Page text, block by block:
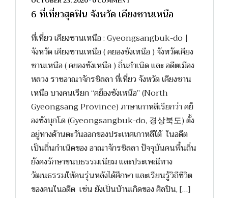
6 ที่เที่ยวสุดฟิน จังหวัด เคียงซานเหนือ
ที่เที่ยว เคียงซานเหนือ : Gyeongsangbuk-do |
จังหวัด เคียงซานเหนือ ( คยองซังเหนือ ) จังหวัดเคียง
ซานเหนือ ( คยองซังเหนือ ) ถิ่นกำเนิด และ อดีตเมือง
หลวง ราชอาณาจักรซิลลา ที่เที่ยว จังหวัด เคียงซาน
เหนือ บางคนเรียก “คย็องซังเหนือ” (North
Gyeongsang Province) ภาษาเกาหลีเรียกว่า คย็
องซังบุกโด (Gyeongsangbuk-do, 경상북도) ตั้ง
อยู่ทางด้านตะวันออกของประเทศเกาหลีใต้ ในอดีต
เป็นถิ่นกำเนิดของ อาณาจักรซิลลา ปัจจุบันคนพื้นถิ่น
ยังคงรักษาขนบธรรมเนียม และประเพณีทาง
วัฒนธรรมให้คนรุ่นหลังได้ศึกษา และเรียนรู้วิถีชีวิต
ของคนในอดีต เช่น ยังเป็นบ้านเกิดของ ศิลปิน, […]